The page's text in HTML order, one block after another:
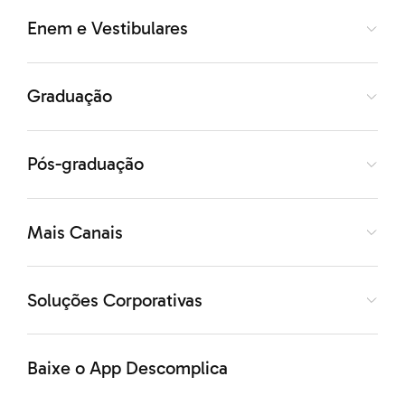
Enem e Vestibulares
Graduação
Pós-graduação
Mais Canais
Soluções Corporativas
Baixe o App Descomplica